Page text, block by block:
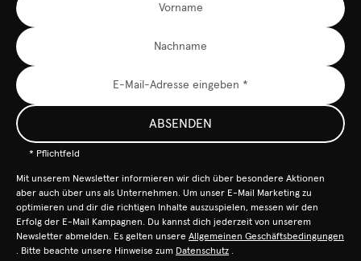
ABSENDEN
* Pflichtfeld
Mit unserem Newsletter informieren wir dich über besondere Aktionen
aber auch über uns als Unternehmen. Um unser E-Mail Marketing zu
optimieren und dir die richtigen Inhalte auszuspielen, messen wir den
Erfolg der E-Mail Kampagnen. Du kannst dich jederzeit von unserem
Newsletter abmelden. Es gelten unsere Allgemeinen Geschäftsbedingungen
. Bitte beachte unsere Hinweise zum Datenschutz .